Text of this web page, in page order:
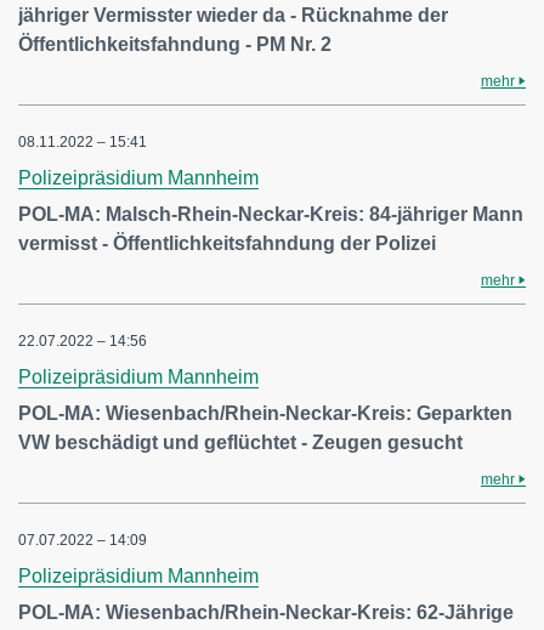
jähriger Vermisster wieder da - Rücknahme der
Öffentlichkeitsfahndung - PM Nr. 2
mehr
08.11.2022 – 15:41
Polizeipräsidium Mannheim
POL-MA: Malsch-Rhein-Neckar-Kreis: 84-jähriger Mann
vermisst - Öffentlichkeitsfahndung der Polizei
mehr
22.07.2022 – 14:56
Polizeipräsidium Mannheim
POL-MA: Wiesenbach/Rhein-Neckar-Kreis: Geparkten
VW beschädigt und geflüchtet - Zeugen gesucht
mehr
07.07.2022 – 14:09
Polizeipräsidium Mannheim
POL-MA: Wiesenbach/Rhein-Neckar-Kreis: 62-Jährige